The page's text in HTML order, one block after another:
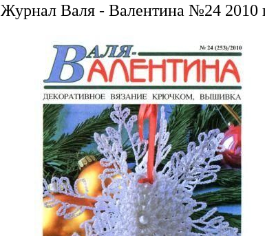
Журнал Валя - Валентина №24 2010